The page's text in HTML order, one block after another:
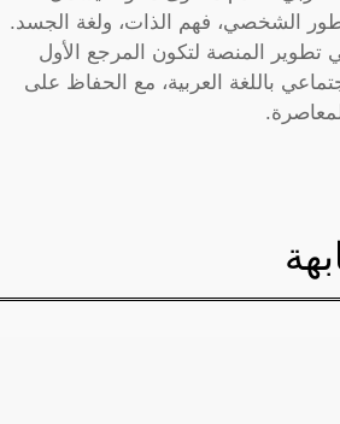
الشخصي، فهم الذات، ولغة الجسد.
تطوير المنصة لتكون المرجع الأول
باللغة العربية، مع الحفاظ على